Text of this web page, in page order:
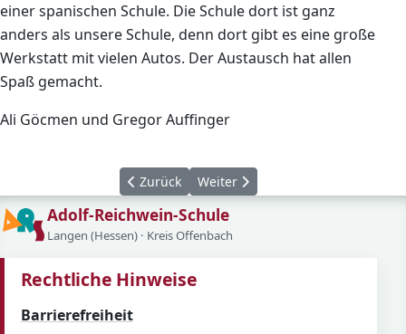
einer spanischen Schule. Die Schule dort ist ganz
anders als unsere Schule, denn dort gibt es eine große
Werkstatt mit vielen Autos. Der Austausch hat allen
Spaß gemacht.
Ali Göcmen und Gregor Auffinger
Vorheriger Beitrag: Spanienpraktikum in
Zurück Nächster Beitrag: Langjährige
Weiter
Adolf-Reichwein-Schule
Langen (Hessen) · Kreis Offenbach
Rechtliche Hinweise
Barrierefreiheit